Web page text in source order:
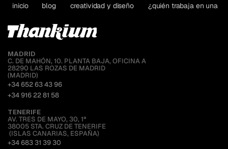
inicio blog creatividad y diseño ¿quién trabaja en una
MADRID
C. DE MAHÓN, 10. PLANTA BAJA, OFICINA A
28290 LAS ROZAS DE MADRID
(MADRID)
+34 652 63 43 96
+34 916 22 81 58
TENERIFE
AV. TRES DE MAYO, 30, 1ª
38005 STA. CRUZ DE TENERIFE
(ISLAS CANARIAS, ESPAÑA)
+34 683 31 39 30